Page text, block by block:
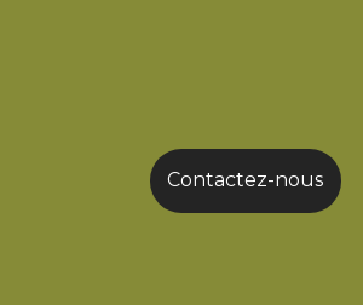
Contactez-nous